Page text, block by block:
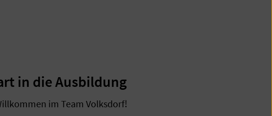
in die Ausbildung
im Team Volksdorf!